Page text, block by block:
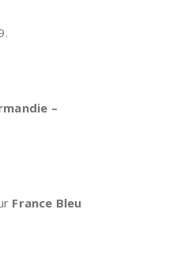
–
France Bleu